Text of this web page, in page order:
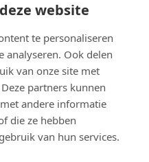
Haar werkwijze is heel
tenslotte om
formuleert ze doelen, die
is ze volkomen
kennis en ervaring.
website
te personaliseren
analyseren. Ook delen
van onze site met
partners kunnen
andere informatie
die ze hebben
van hun services.